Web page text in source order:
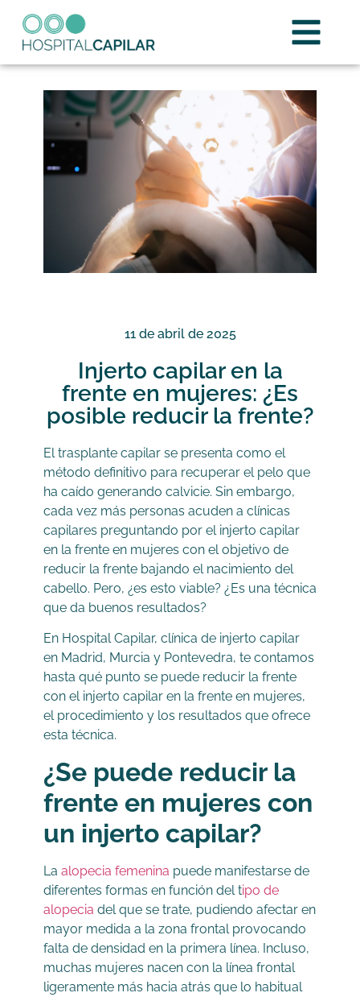
11 de abril de 2025
Injerto capilar en la
frente en mujeres: ¿Es
posible reducir la frente?
El trasplante capilar se presenta como el
método definitivo para recuperar el pelo que
ha caído generando calvicie. Sin embargo,
cada vez más personas acuden a clínicas
capilares preguntando por el injerto capilar
en la frente en mujeres con el objetivo de
reducir la frente bajando el nacimiento del
cabello. Pero, ¿es esto viable? ¿Es una técnica
que da buenos resultados?
En Hospital Capilar, clínica de injerto capilar
en Madrid, Murcia y Pontevedra, te contamos
hasta qué punto se puede reducir la frente
con el injerto capilar en la frente en mujeres,
el procedimiento y los resultados que ofrece
esta técnica.
¿Se puede reducir la
frente en mujeres con
un injerto capilar?
La alopecia femenina puede manifestarse de
diferentes formas en función del tipo de
alopecia del que se trate, pudiendo afectar en
mayor medida a la zona frontal provocando
falta de densidad en la primera línea. Incluso,
muchas mujeres nacen con la línea frontal
ligeramente más hacia atrás que lo habitual